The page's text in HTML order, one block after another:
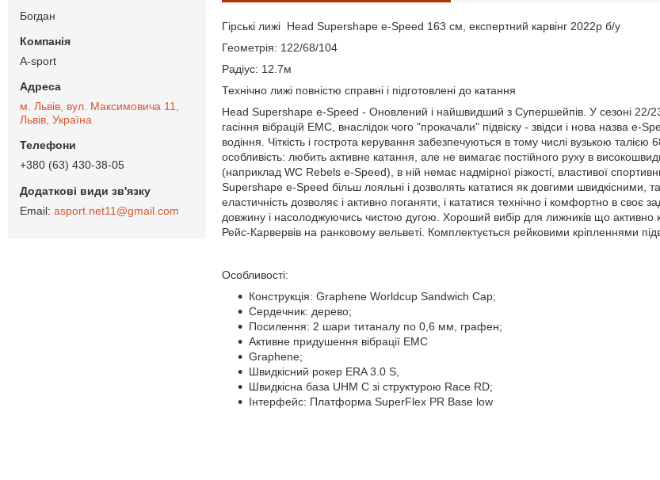
Гірські лижі Head Supershape e-Speed 163 см, експертний карвінг 2022р б/у
Геометрія: 122/68/104
Радіус: 12.7м
Технічно лижі повністю справні і підготовлені до катання
Head Supershape e-Speed - Оновлений і найшвидший з Супершейпів. У сезоні 22/
гасіння вібрацій EMC, внаслідок чого "прокачали" підвіску - звідси і нова назва
водіння. Чіткість і гострота керування забезпечуються в тому числі вузькою
особливість: любить активне катання, але не вимагає постійного руху в
(наприклад WC Rebels e-Speed), в ній немає надмірної різкості, властивої
Supershape e-Speed ​​більш лояльні і дозволять кататися як довгими швидкісними,
еластичність дозволяє і активно поганяти, і кататися технічно і комфортно в своє
довжину і насолоджуючись чистою дугою. Хороший вибір для лижників що активно
Рейс-Карвервів на ранковому вельветі. Комплектується рейковими кріпленнями
Особливості:
Конструкція: Graphene Worldcup Sandwich Cap;
Сердечник: дерево;
Посилення: 2 шари титаналу по 0,6 мм, графен;
Активне придушення вібрації EMC
Graphene;
Швидкісний рокер ERA 3.0 S,
Швидкісна база UHM C зі структурою Race RD;
Інтерфейс: Платформа SuperFlex PR Base low
Богдан
A-sport
м. Львів, вул. Максимовича 11,
Львів, Україна
+380 (63) 430-38-05
asport.net11@gmail.com